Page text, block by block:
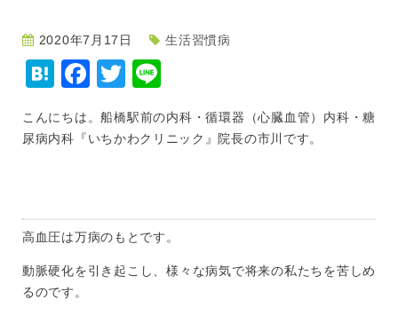
2020年7月17日 生活習慣病
Hatena
Facebook
Twitter
こんにちは。船橋駅前の内科・循環器（心臓血管）内科・糖
尿病内科『いちかわクリニック』院長の市川です。
高血圧は万病のもとです。
動脈硬化を引き起こし、様々な病気で将来の私たちを苦しめ
るのです。